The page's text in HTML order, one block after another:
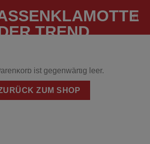
ist gegenwärtig leer.
ZUM SHOP